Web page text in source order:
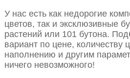
У нас есть как недорогие
цветов, так и эксклюзивные
растений или 101 бутона.
вариант по цене, количеству
наполнению и другим
ничего невозможного!